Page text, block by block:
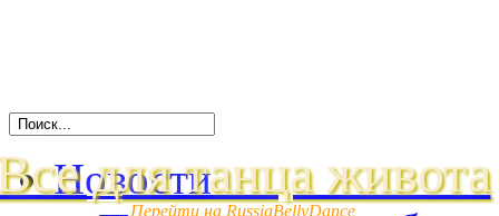
для танца живота
Перейти на RussiaBellyDance
Новости